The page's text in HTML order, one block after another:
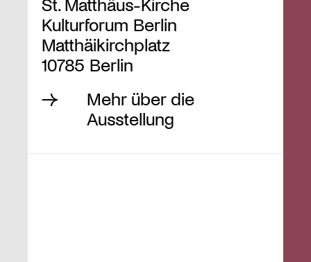
Kulturforum Berlin
Matthäikirchplatz
10785 Berlin
Mehr über die
Ausstellung